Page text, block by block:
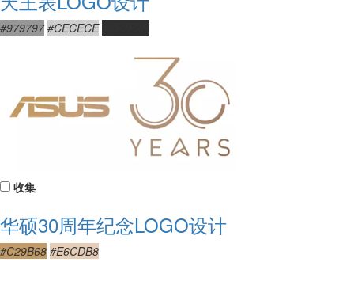
#979797 #CECECE
收集
华硕30周年纪念LOGO设计
#C29B68 #E6CDB8